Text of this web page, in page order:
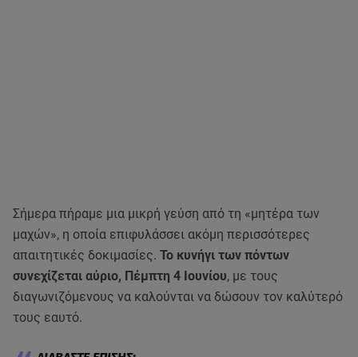
Σήμερα πήραμε μια μικρή γεύση από τη «μητέρα των
μαχών», η οποία επιφυλάσσει ακόμη περισσότερες
απαιτητικές δοκιμασίες. Το κυνήγι των πόντων
συνεχίζεται αύριο, Πέμπτη 4 Ιουνίου, με τους
διαγωνιζόμενους να καλούνται να δώσουν τον καλύτερό
τους εαυτό.